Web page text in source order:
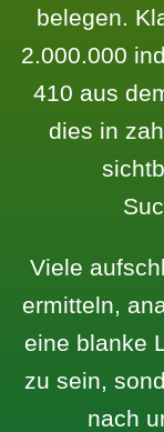
belegen.
2.000.000
410 aus
dies in
Viele
ermitteln,
eine blanke
zu sein,
nach